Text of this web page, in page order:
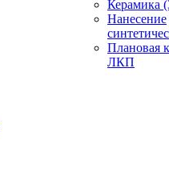
Керамика
Нанесение
Плановая
ЛКП